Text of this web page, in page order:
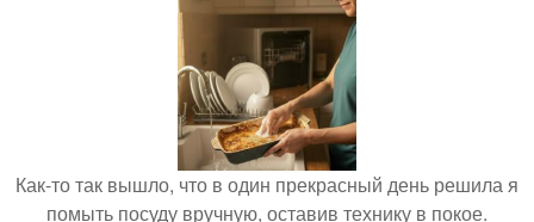
Как-то так вышло, что в один прекрасный день решила я
помыть посуду вручную, оставив технику в покое.